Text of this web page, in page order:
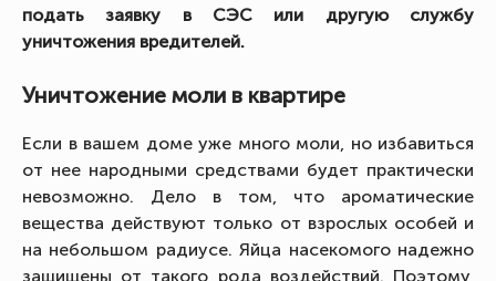
подать заявку в СЭС или другую службу
уничтожения вредителей.
Уничтожение моли в квартире
Если в вашем доме уже много моли, но избавиться
от нее народными средствами будет практически
невозможно. Дело в том, что ароматические
вещества действуют только от взрослых особей и
на небольшом радиусе. Яйца насекомого надежно
защищены от такого рода воздействий. Поэтому,